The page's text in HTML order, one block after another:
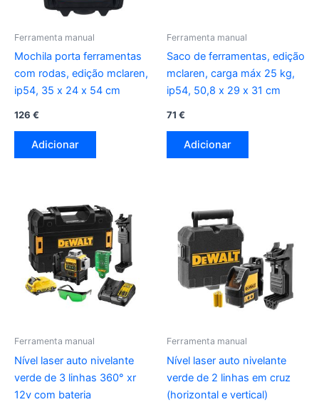
Ferramenta manual
Mochila porta ferramentas
com rodas, edição mclaren,
ip54, 35 x 24 x 54 cm
126 €
Adicionar
Ferramenta manual
Saco de ferramentas, edição
mclaren, carga máx 25 kg,
ip54, 50,8 x 29 x 31 cm
71 €
Adicionar
Ferramenta manual
Nível laser auto nivelante
verde de 3 linhas 360° xr
12v com bateria
Ferramenta manual
Nível laser auto nivelante
verde de 2 linhas em cruz
(horizontal e vertical)